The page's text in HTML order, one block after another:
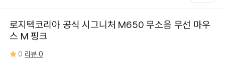
로지텍코리아 공식 시그니처 M650 무소음 무선 마우
스 M 핑크
0 리뷰 0